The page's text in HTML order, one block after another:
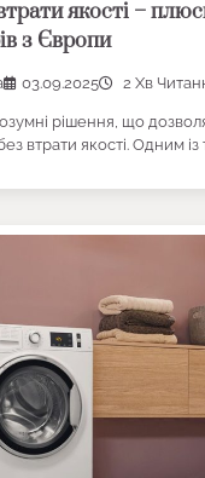
якості –
з Європи
03.09.2025 2 Хв
рішення, що
втрати якості. Одним із